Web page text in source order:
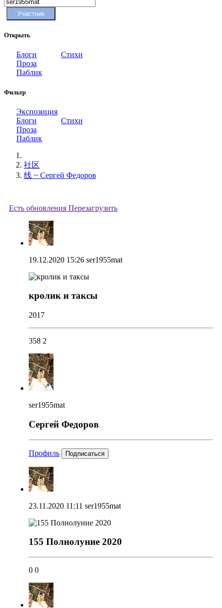
Участник
Открыть
Блоги
Стихи
Проза
Паблик
Фильтр
Экспозиция
Блоги
Стихи
Проза
Паблик
社区
线 ~ Сергей Федоров
Есть обновления Перезагрузить
19.12.2020 15:26 ser1955mat
кролик и таксы
2017
358 2
ser1955mat
Сергей Федоров
Профиль Подписаться
23.11.2020 11:11 ser1955mat
155 Полнолуние 2020
0 0